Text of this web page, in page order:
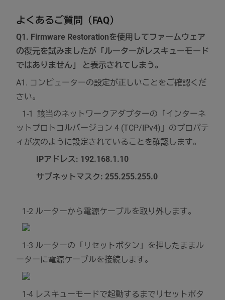
よくあるご質問（FAQ）
Q1. Firmware Restorationを使用してファームウェア
の復元を試みましたが「ルーターがレスキューモード
ではありません」 と表示されてしまう。
A1. コンピューターの設定が正しいことをご確認くだ
さい。
1-1 該当のネットワークアダプターの「インターネ
ットプロトコルバージョン 4 (TCP/IPv4)」のプロパテ
ィが次のように設定されていることを確認します。
IPアドレス: 192.168.1.10
サブネットマスク: 255.255.255.0
1-2 ルーターから電源ケーブルを取り外します。
1-3 ルーターの「リセットボタン」を押したままル
ーターに電源ケーブルを接続します。
1-4 レスキューモードで起動するまでリセットボタ